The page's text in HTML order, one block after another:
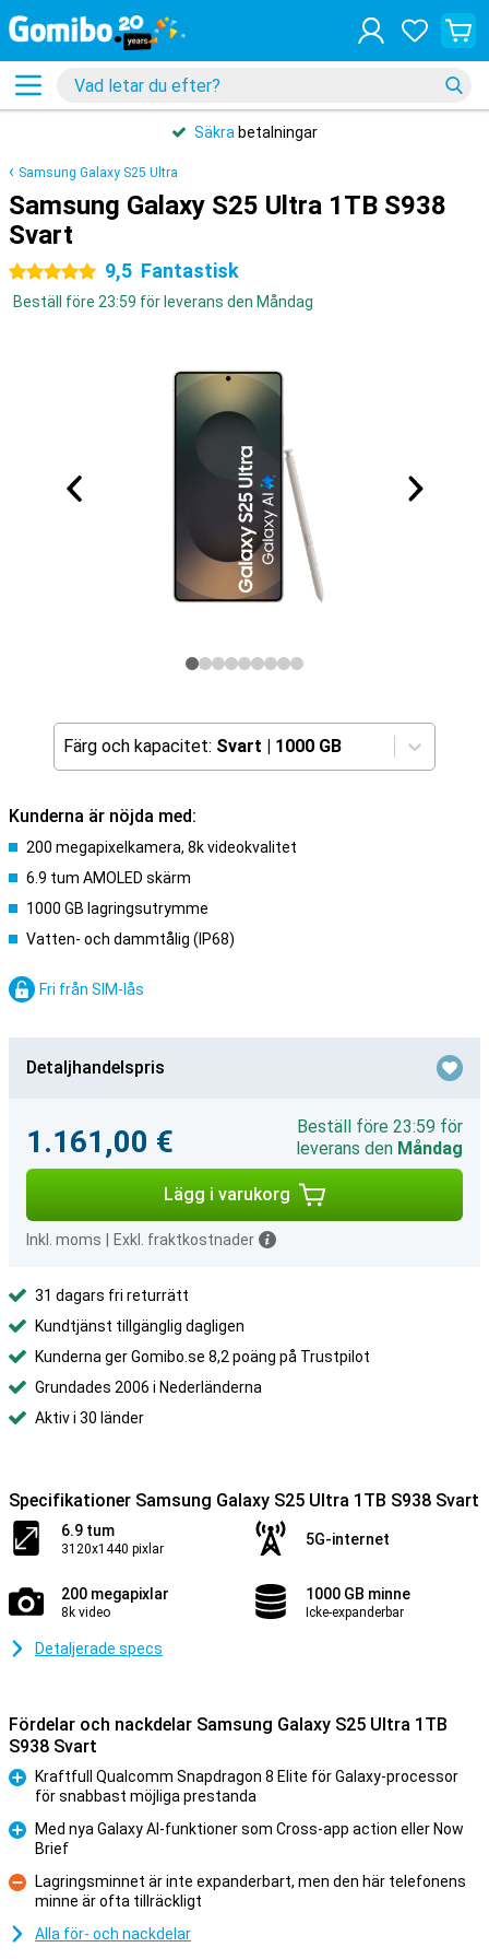
Säkra betalningar
Samsung Galaxy S25 Ultra
Samsung Galaxy S25 Ultra 1TB S938
Svart
5 stjärnor 9,5 Fantastisk
Beställ före 23:59 för leverans den Måndag
Färg och kapacitet: Svart | 1000 GB
Kunderna är nöjda med:
200 megapixelkamera, 8k videokvalitet
6.9 tum AMOLED skärm
1000 GB lagringsutrymme
Vatten- och dammtålig (IP68)
Fri från SIM-lås
Detaljhandelspris
1.161,00 €
Beställ före 23:59 för
leverans den Måndag
Lägg i varukorg
Inkl. moms Exkl. fraktkostnader
31 dagars fri returrätt
Kundtjänst tillgänglig dagligen
Kunderna ger Gomibo.se 8,2 poäng på Trustpilot
Grundades 2006 i Nederländerna
Aktiv i 30 länder
Specifikationer Samsung Galaxy S25 Ultra 1TB S938 Svart
6.9 tum
3120x1440 pixlar
5G-internet
200 megapixlar
8k video
1000 GB minne
Icke-expanderbar
Detaljerade specs
Fördelar och nackdelar Samsung Galaxy S25 Ultra 1TB
S938 Svart
Fördelar
Kraftfull Qualcomm Snapdragon 8 Elite för Galaxy-processor
för snabbast möjliga prestanda
Fördelar
Med nya Galaxy AI-funktioner som Cross-app action eller Now
Brief
Nackdelar
Lagringsminnet är inte expanderbart, men den här telefonens
minne är ofta tillräckligt
Alla för- och nackdelar